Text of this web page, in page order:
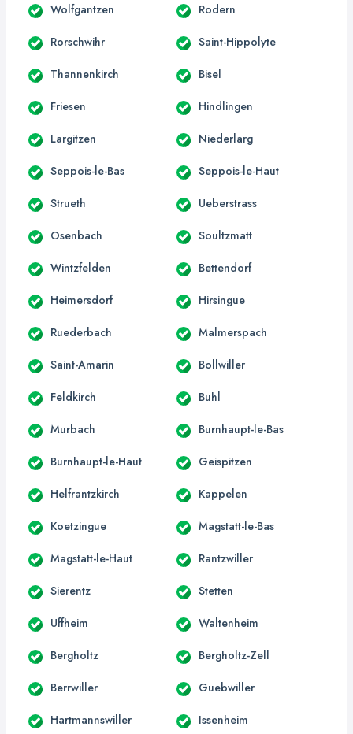
Wolfgantzen Rodern
Rorschwihr Saint-Hippolyte
Thannenkirch Bisel
Friesen Hindlingen
Largitzen Niederlarg
Seppois-le-Bas Seppois-le-Haut
Strueth Ueberstrass
Osenbach Soultzmatt
Wintzfelden Bettendorf
Heimersdorf Hirsingue
Ruederbach Malmerspach
Saint-Amarin Bollwiller
Feldkirch Buhl
Murbach Burnhaupt-le-Bas
Burnhaupt-le-Haut Geispitzen
Helfrantzkirch Kappelen
Koetzingue Magstatt-le-Bas
Magstatt-le-Haut Rantzwiller
Sierentz Stetten
Uffheim Waltenheim
Bergholtz Bergholtz-Zell
Berrwiller Guebwiller
Hartmannswiller Issenheim